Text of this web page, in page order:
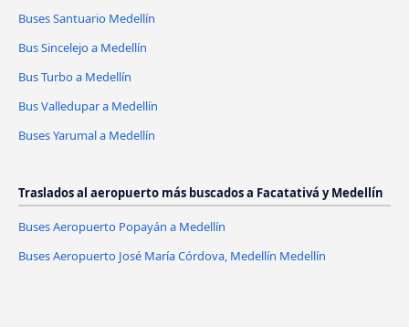
Buses Santuario Medellín
Bus Sincelejo a Medellín
Bus Turbo a Medellín
Bus Valledupar a Medellín
Buses Yarumal a Medellín
Traslados al aeropuerto más buscados a Facatativá y Medellín
Buses Aeropuerto Popayán a Medellín
Buses Aeropuerto José María Córdova, Medellín Medellín